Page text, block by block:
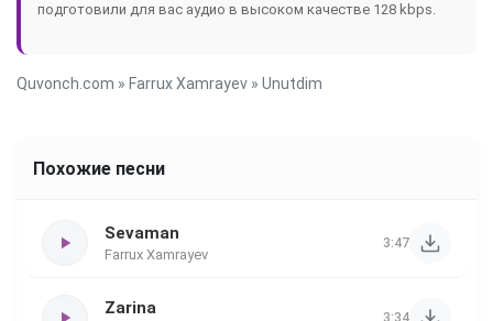
подготовили для вас аудио в высоком качестве 128 kbps.
Quvonch.com » Farrux Xamrayev » Unutdim
Похожие песни
Sevaman
Farrux Xamrayev
3:47
Zarina
3:34